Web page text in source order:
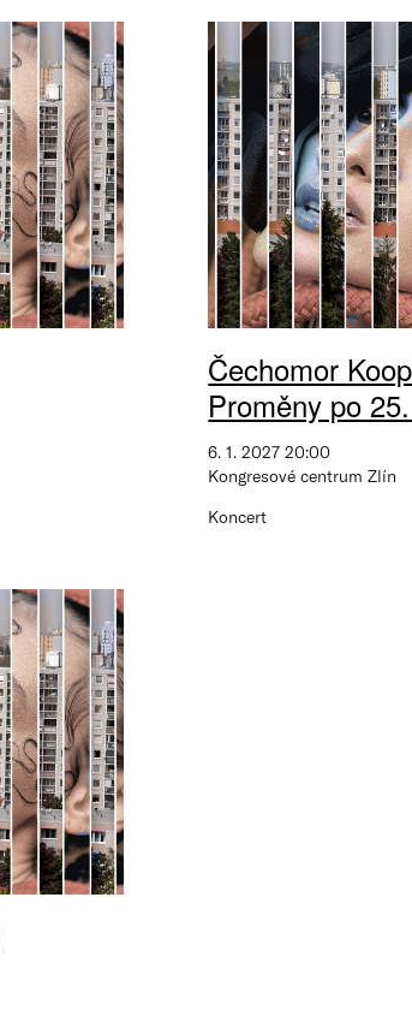
Čechomor
Proměny po
6. 1. 2027 20:00
Kongresové centrum Zlín
Koncert